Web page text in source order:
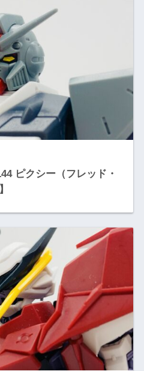
ピクシー（フレッド・